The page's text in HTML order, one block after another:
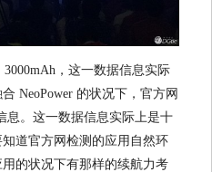
，这一数据信息实际
NeoPower 的状况下，官方网
息。这一数据信息实际上是十
道官方网检测的应用自然环
的状况下有那样的续航力考